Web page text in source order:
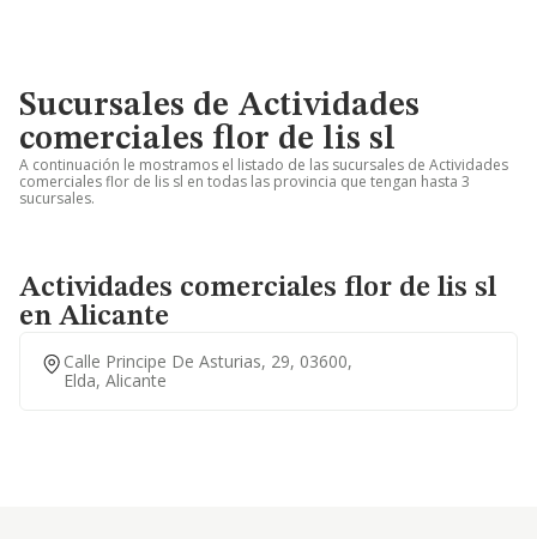
Sucursales de Actividades
comerciales flor de lis sl
A continuación le mostramos el listado de las sucursales de Actividades
comerciales flor de lis sl en todas las provincia que tengan hasta 3
sucursales.
Actividades comerciales flor de lis sl
en Alicante
Calle Principe De Asturias, 29, 03600,
Elda, Alicante